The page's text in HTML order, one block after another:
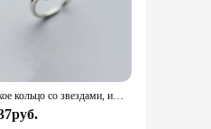
Женское кольцо со звездами, из серебра 925 пробы